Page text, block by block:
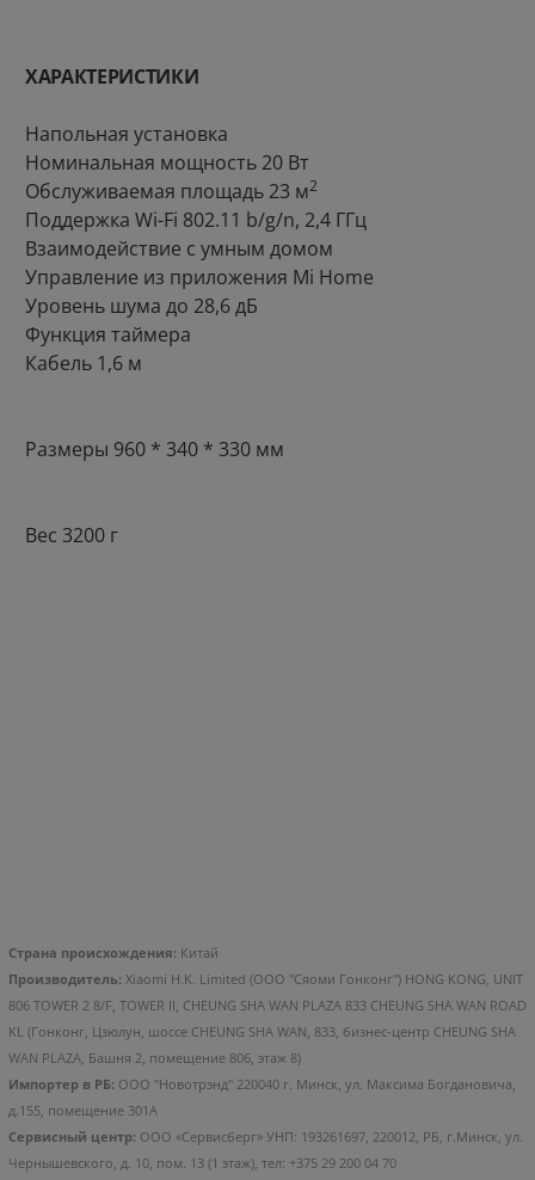
ХАРАКТЕРИСТИКИ
Напольная установка
Номинальная мощность 20 Вт
Обслуживаемая площадь 23 м2
Поддержка Wi-Fi 802.11 b/g/n, 2,4 ГГц
Взаимодействие с умным домом
Управление из приложения Mi Home
Уровень шума до 28,6 дБ
Функция таймера
Кабель 1,6 м
Размеры 960 * 340 * 330 мм
Вес 3200 г
Страна происхождения: Китай
Производитель: Xiaomi H.K. Limited (ООО "Сяоми Гонконг") HONG KONG, UNIT
806 TOWER 2 8/F, TOWER II, CHEUNG SHA WAN PLAZA 833 CHEUNG SHA WAN ROAD
KL (Гонконг, Цзюлун, шоссе CHEUNG SHA WAN, 833, бизнес-центр CHEUNG SHA
WAN PLAZA, Башня 2, помещение 806, этаж 8)
Импортер в РБ: ООО "Новотрэнд" 220040 г. Минск, ул. Максима Богдановича,
д.155, помещение 301А
Сервисный центр: ООО «Сервисберг» УНП: 193261697, 220012, РБ, г.Минск, ул.
Чернышевского, д. 10, пом. 13 (1 этаж), тел: +375 29 200 04 70
Стоимость:17.00
Вернём до 2.90